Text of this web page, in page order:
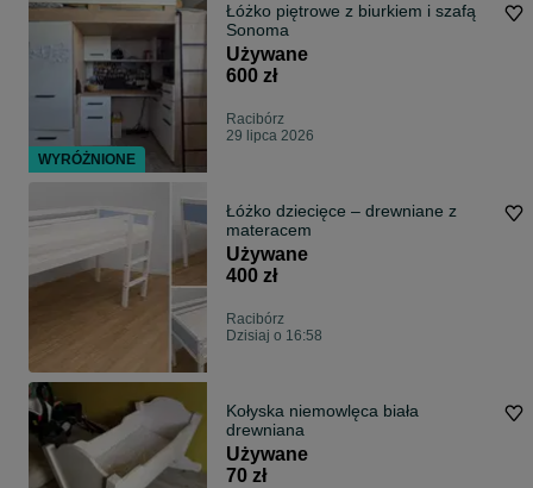
Łóżko piętrowe z biurkiem i szafą
Sonoma
Używane
600 zł
Racibórz
29 lipca 2026
Łóżko dziecięce – drewniane z
materacem
Używane
400 zł
Racibórz
Dzisiaj o 16:58
Kołyska niemowlęca biała
drewniana
Używane
70 zł
WYRÓŻNIONE